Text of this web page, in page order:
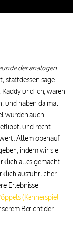
der analogen
stattdessen sage
und ich, waren
und haben da mal
wurden auch
und recht
Allem obenauf
indem wir sie
alles gemacht
ausführlicher
Erlebnisse
(Kennerspiel
Bericht der